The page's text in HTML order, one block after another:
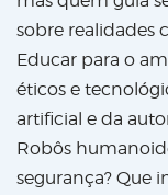
sobre realidades
Educar para o
éticos e
artificial e da
Robôs
segurança? Que